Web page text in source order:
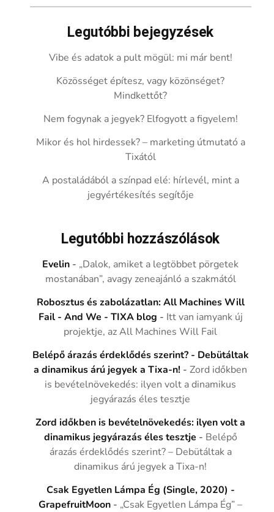
Legutóbbi bejegyzések
Vibe és adatok a pult mögül: mi már bent!
Közösséget építesz, vagy közönséget?
Mindkettőt?
Nem fogynak a jegyek? Elfogyott a figyelem!
Mikor és hol hirdessek? – marketing útmutató a
Tixától
A postaládából a színpad elé: hírlevél, mint a
jegyértékesítés segítője
Legutóbbi hozzászólások
Evelin - „Dalok, amiket a legtöbbet pörgetek
mostanában”, avagy zeneajánló a szakmától
Robosztus és zabolázatlan: All Machines Will
Fail - And We - TIXA blog - Itt van iamyank új
projektje, az All Machines Will Fail
Belépő árazás érdeklődés szerint? - Debütáltak
a dinamikus árú jegyek a Tixa-n! -Zord időkben
is bevételnövekedés: ilyen volt a dinamikus
jegyárazás éles tesztje
Zord időkben is bevételnövekedés: ilyen volt a
dinamikus jegyárazás éles tesztje - Belépő
árazás érdeklődés szerint? – Debütáltak a
dinamikus árú jegyek a Tixa-n!
Csak Egyetlen Lámpa Ég (Single, 2020) -
GrapefruitMoon - „Csak Egyetlen Lámpa Ég” –